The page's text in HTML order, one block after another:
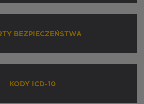
BEZPIECZEŃSTWA
KODY ICD-10